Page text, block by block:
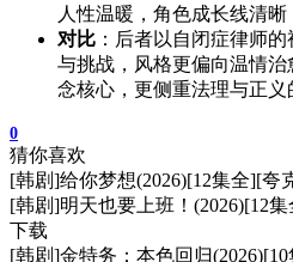
人性温暖，角色成长线清晰
对比 ：后者以自闭症律师
与挑战，风格更偏向温情
念核心，更侧重法理与正义
0
猜你喜欢
[韩剧]给你梦想(2026)[12集全][夸
[韩剧]明天也要上班！(2026)[12
下载
[韩剧]金特务：本色回归